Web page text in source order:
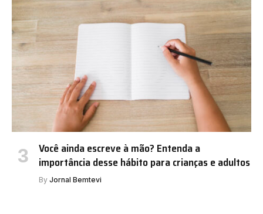
Você ainda escreve à mão? Entenda a
importância desse hábito para crianças e adultos
By Jornal Bemtevi